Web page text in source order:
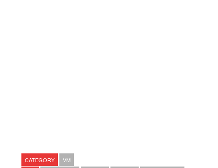
CATEGORY
VM